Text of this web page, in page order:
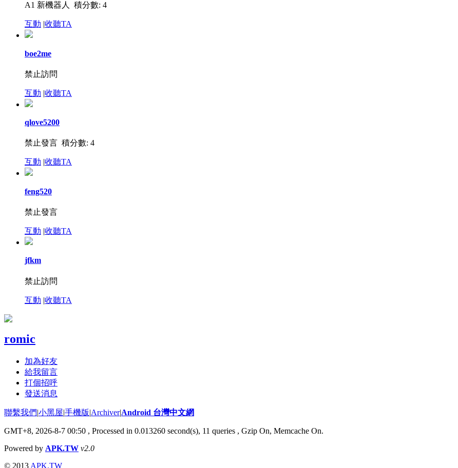
A1 新機器人 積分數: 4
互動 |收聽TA
boe2me
禁止訪問
互動 |收聽TA
qlove5200
禁止發言 積分數: 4
互動 收聽TA
feng520
禁止發言
互動 |收聽TA
jfkm
禁止訪問
互動 |收聽TA
romic
加為好友
給我留言
打個招呼
發送消息
聯繫我們|小黑屋|手機版|Archiver|Android 台灣中文網
GMT+8, 2026-8-7 00:50 , Processed in 0.013260 second(s), 11 queries , Gzip On, Memcache On.
Powered by APK.TW v2.0
© 2013 APK.TW